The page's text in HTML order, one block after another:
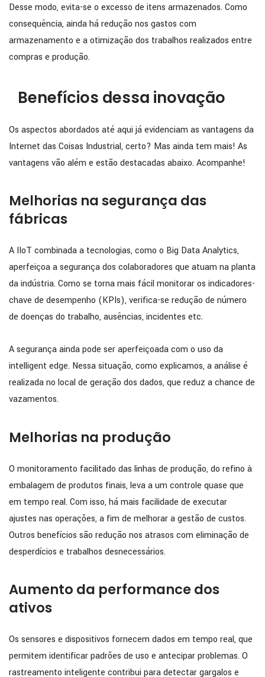
Desse modo, evita-se o excesso de itens armazenados. Como
consequência, ainda há redução nos gastos com
armazenamento e a otimização dos trabalhos realizados entre
compras e produção.
Benefícios dessa inovação
Os aspectos abordados até aqui já evidenciam as vantagens da
Internet das Coisas Industrial, certo? Mas ainda tem mais! As
vantagens vão além e estão destacadas abaixo. Acompanhe!
Melhorias na segurança das
fábricas
A IIoT combinada a tecnologias, como o Big Data Analytics,
aperfeiçoa a segurança dos colaboradores que atuam na planta
da indústria. Como se torna mais fácil monitorar os indicadores-
chave de desempenho (KPIs), verifica-se redução de número
de doenças do trabalho, ausências, incidentes etc.
A segurança ainda pode ser aperfeiçoada com o uso da
intelligent edge. Nessa situação, como explicamos, a análise é
realizada no local de geração dos dados, que reduz a chance de
vazamentos.
Melhorias na produção
O monitoramento facilitado das linhas de produção, do refino à
embalagem de produtos finais, leva a um controle quase que
em tempo real. Com isso, há mais facilidade de executar
ajustes nas operações, a fim de melhorar a gestão de custos.
Outros benefícios são redução nos atrasos com eliminação de
desperdícios e trabalhos desnecessários.
Aumento da performance dos
ativos
Os sensores e dispositivos fornecem dados em tempo real, que
permitem identificar padrões de uso e antecipar problemas. O
rastreamento inteligente contribui para detectar gargalos e